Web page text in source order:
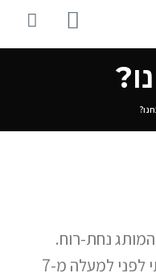
נחת-רוח.
את דרכי בעולם המיזוג התחלתי לפני למעלה מ-7